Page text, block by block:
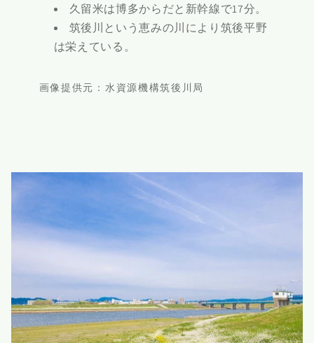
久留米は博多からだと新幹線で17分。
筑後川という恵みの川により筑後平野
は栄えている。
画像提供元：水資源機構筑後川局